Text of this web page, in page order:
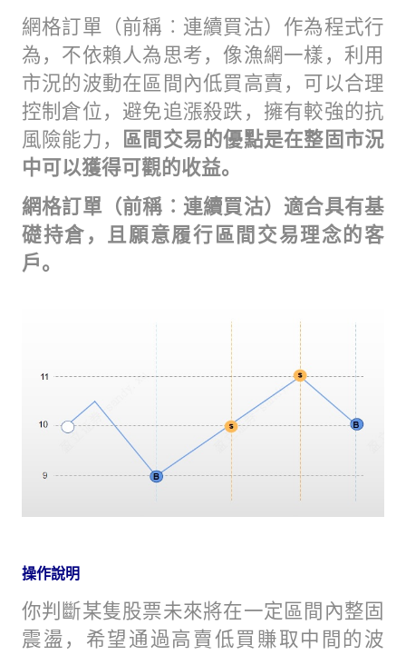
網格訂單（前稱︰連續買沽）作為程式行
為，不依賴人為思考，像漁網一樣，利用
市況的波動在區間內低買高賣，可以合理
控制倉位，避免追漲殺跌，擁有較強的抗
風險能力，
區間 交易的優點是在整固市況
中可以獲得可觀的收益。
網格訂單（前稱︰連續買沽）適合具有基
礎持倉，且願意履行區間交易理念的客
戶。
操作說明
你判斷某隻股票未來將在一定區間內整固
震盪，希望通過高賣低買賺取中間的波